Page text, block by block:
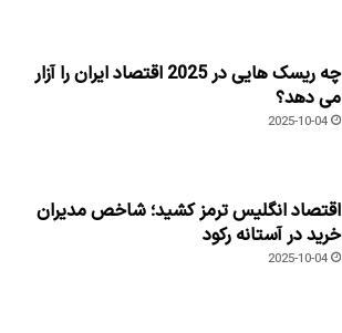
چه ریسک هایی در 2025 اقتصاد ایران را آزار
می دهد؟
2025-10-04
اقتصاد انگلیس ترمز کشید؛ شاخص مدیران
خرید در آستانه رکود
2025-10-04